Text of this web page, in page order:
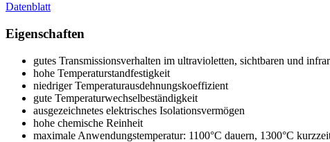
Datenblatt
Eigenschaften
gutes Transmissionsverhalten im ultravioletten, sichtbaren und
hohe Temperaturstandfestigkeit
niedriger Temperaturausdehnungskoeffizient
gute Temperaturwechselbeständigkeit
ausgezeichnetes elektrisches Isolationsvermögen
hohe chemische Reinheit
maximale Anwendungstemperatur: 1100°C dauern, 1300°C